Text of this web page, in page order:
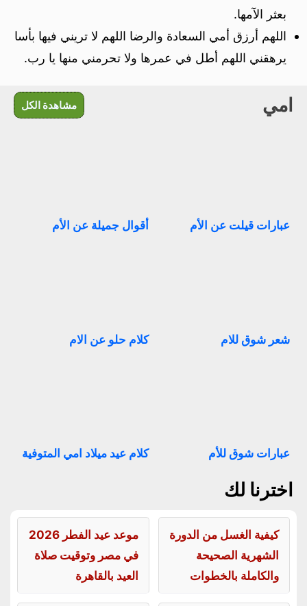
بعثر الآمها.
اللهم أرزق أمي السعادة والرضا اللهم لا تريني فيها بأسا
يرهقني اللهم أطل في عمرها ولا تحرمني منها يا رب.
امي مشاهدة الكل
عبارات قيلت عن الأم أقوال جميلة عن الأم
شعر شوق للام كلام حلو عن الام
عبارات شوق للأم كلام عيد ميلاد امي المتوفية
اخترنا لك
كيفية الغسل من الدورة
الشهرية الصحيحة
والكاملة بالخطوات
موعد عيد الفطر 2026
في مصر وتوقيت صلاة
العيد بالقاهرة